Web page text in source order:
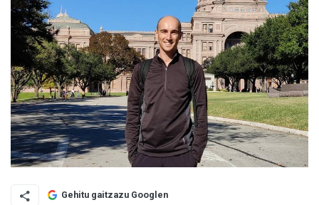
Gehitu gaitzazu Googlen